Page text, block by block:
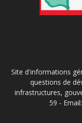
Site d'informations
questions de
infrastructures,
59 -